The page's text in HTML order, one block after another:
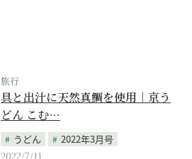
旅行
具と出汁に天然真鯛を使用｜京う
どん こむ…
うどん
2022年3月号
2022/7/11